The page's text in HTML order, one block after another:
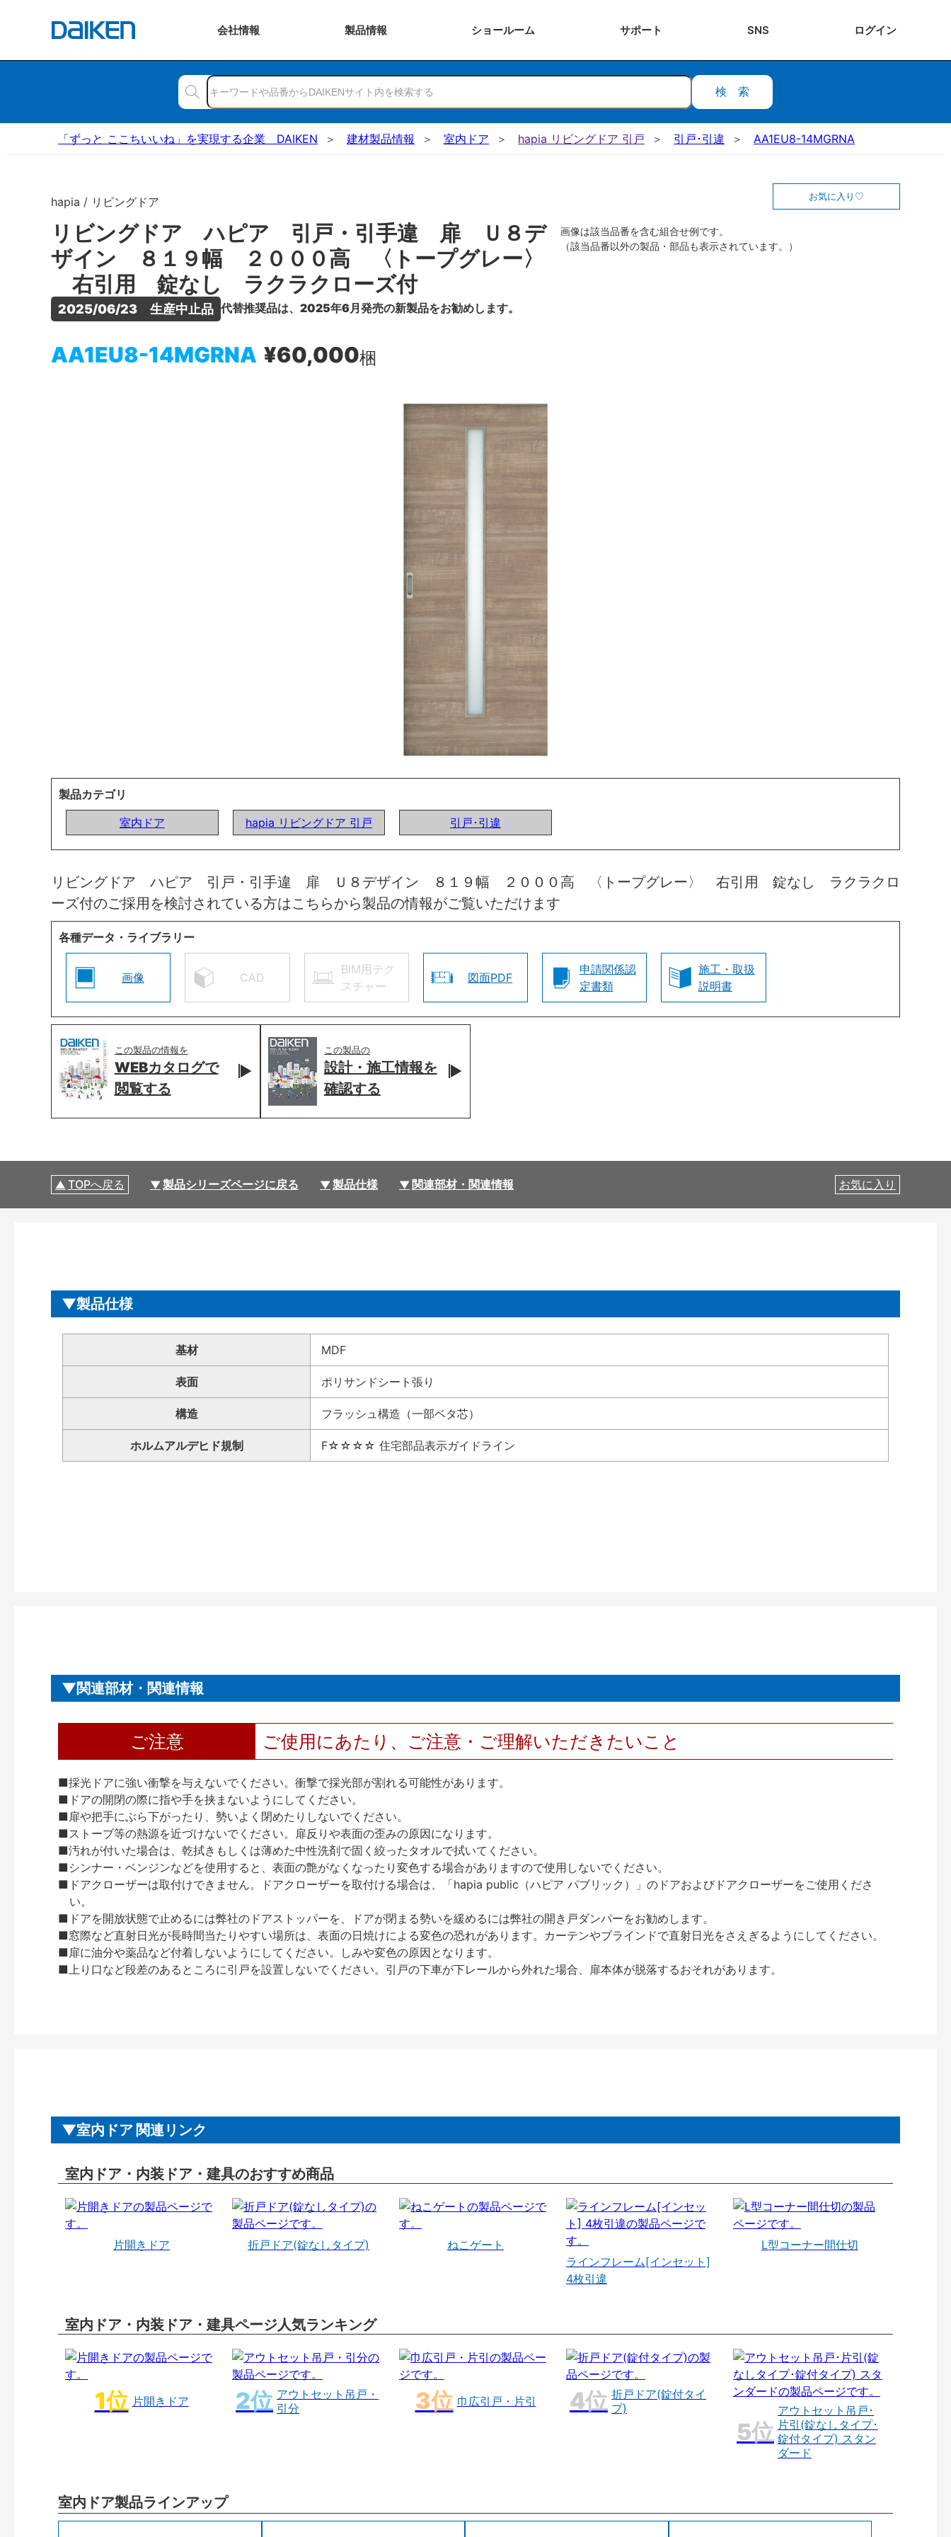
会社情報 製品情報 ショールーム サポート SNS ログイン
検索
「ずっと ここちいいね」を実現する企業 DAIKEN 建材製品情報 室内ドア hapia リビングドア 引戸 引戸･引違 AA1EU8-14MGRNA
hapia / リビングドア
リビングドア ハピア 引戸・引手違 扉 Ｕ８デ
ザイン ８１９幅 ２０００高 〈トープグレー〉
右引用 錠なし ラクラクローズ付
2025/06/23　生産中止品 代替推奨品は、2025年6月発売の新製品をお勧めします。
AA1EU8-14MGRNA ¥60,000梱
お気に入り
画像は該当品番を含む組合せ例です。
（該当品番以外の製品・部品も表示されています。）
製品カテゴリ
室内ドア
hapia リビングドア 引戸 引戸･引違
リビングドア ハピア 引戸・引手違 扉 Ｕ８デザイン ８１９幅 ２０００高 〈トープグレー〉 右引用 錠なし ラクラクロ
ーズ付のご採用を検討されている方はこちらから製品の情報がご覧いただけます
各種データ・ライブラリー
画像 CAD
BIM用テク
スチャー
図面PDF
申請関係認
定書類
施工・取扱
説明書
この製品の情報を
WEBカタログで
閲覧する
この製品の
設計・施工情報を
確認する
TOPへ戻る 製品シリーズページに戻る 製品仕様 関連部材・関連情報 お気に入り
製品仕様
基材 MDF
表面 ポリサンドシート張り
構造 フラッシュ構造（一部ベタ芯）
ホルムアルデヒド規制 F☆☆☆☆ 住宅部品表示ガイドライン
関連部材・関連情報
ご注意 ご使用にあたり、ご注意・ご理解いただきたいこと
■採光ドアに強い衝撃を与えないでください。衝撃で採光部が割れる可能性があります。
■ドアの開閉の際に指や手を挟まないようにしてください。
■扉や把手にぶら下がったり、勢いよく閉めたりしないでください。
■ストーブ等の熱源を近づけないでください。扉反りや表面の歪みの原因になります。
■汚れが付いた場合は、乾拭きもしくは薄めた中性洗剤で固く絞ったタオルで拭いてください。
■シンナー・ベンジンなどを使用すると、表面の艶がなくなったり変色する場合がありますので使用しないでください。
■ドアクローザーは取付けできません。ドアクローザーを取付ける場合は、「hapia public（ハピア パブリック）」のドアおよびドアクローザーをご使用くださ
い。
■ドアを開放状態で止めるには弊社のドアストッパーを、ドアが閉まる勢いを緩めるには弊社の開き戸ダンパーをお勧めします。
■窓際など直射日光が長時間当たりやすい場所は、表面の日焼けによる変色の恐れがあります。カーテンやブラインドで直射日光をさえぎるようにしてください。
■扉に油分や薬品など付着しないようにしてください。しみや変色の原因となります。
■上り口など段差のあるところに引戸を設置しないでください。引戸の下車が下レールから外れた場合、扉本体が脱落するおそれがあります。
室内ドア 関連リンク
室内ドア・内装ドア・建具のおすすめ商品
片開きドア 折戸ドア(錠なしタイプ)
ねこゲート
ラインフレーム[インセット]
4枚引違
L型コーナー間仕切
室内ドア・内装ドア・建具ページ人気ランキング
片開きドア
アウトセット吊戸・
引分
巾広引戸・片引
折戸ドア(錠付タイ
プ)
アウトセット吊戸･
片引(錠なしタイプ･
錠付タイプ) スタン
ダード
室内ドア製品ラインアップ